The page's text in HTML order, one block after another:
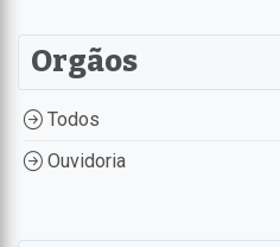
Orgãos
Todos
Ouvidoria